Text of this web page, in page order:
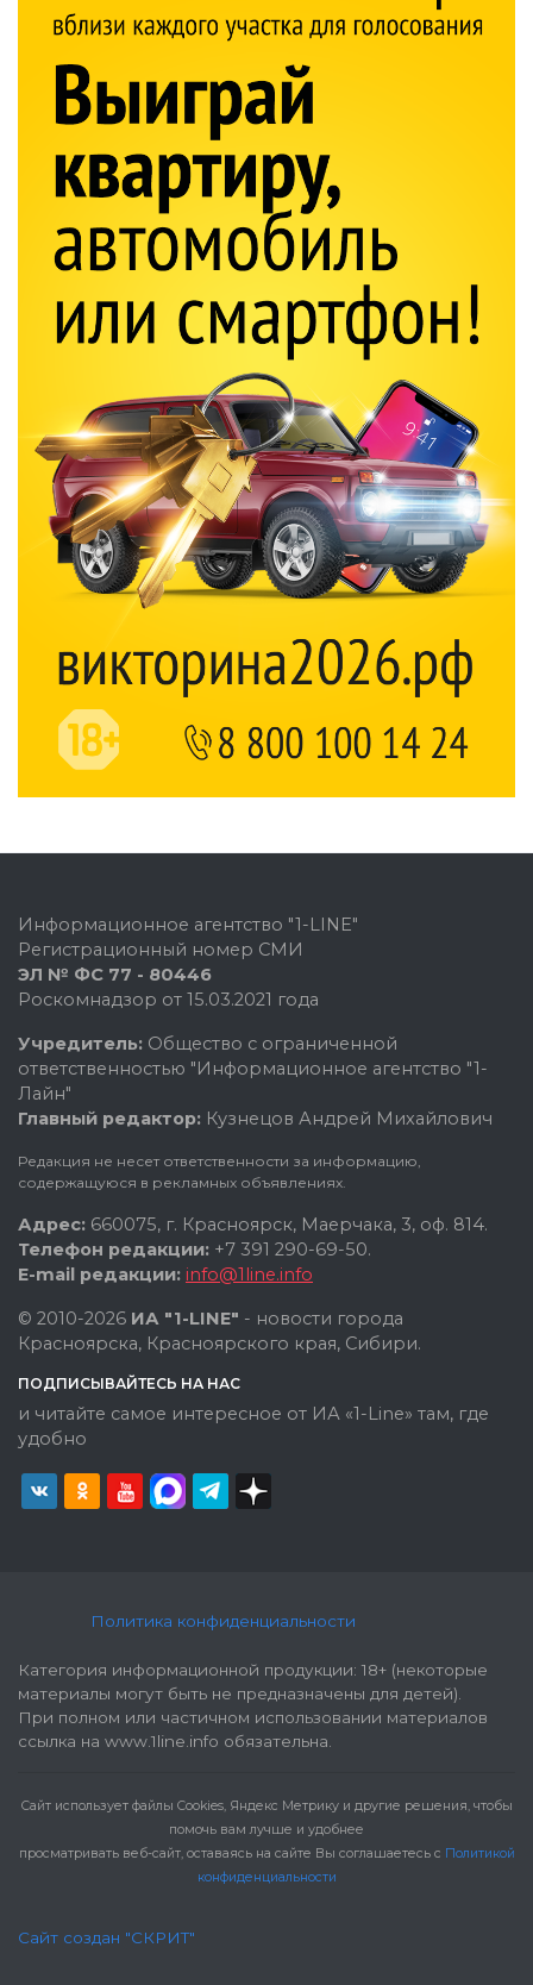
Информационное агентство "1-LINE"
Регистрационный номер СМИ
ЭЛ № ФС 77 - 80446
Роскомнадзор от 15.03.2021 года
Учредитель: Общество с ограниченной
ответственностью "Информационное агентство "1-
Лайн"
Главный редактор: Кузнецов Андрей Михайлович
Редакция не несет ответственности за информацию,
содержащуюся в рекламных объявлениях.
Адрес: 660075, г. Красноярск, Маерчака, 3, оф. 814.
Телефон редакции: +7 391 290-69-50.
E-mail редакции: info@1line.info
© 2010-2026 ИА "1-LINE" - новости города
Красноярска, Красноярского края, Сибири.
ПОДПИСЫВАЙТЕСЬ НА НАС
и читайте самое интересное от ИА «1-Line» там, где
удобно
Политика конфиденциальности
Категория информационной продукции: 18+ (некоторые
материалы могут быть не предназначены для детей).
При полном или частичном использовании материалов
ссылка на www.1line.info обязательна.
Cайт использует файлы Cookies, Яндекс Метрику и другие решения, чтобы
помочь вам лучше и удобнее
просматривать веб-сайт, оставаясь на сайте Вы соглашаетесь с Политикой
конфиденциальности
Сайт создан "СКРИТ"